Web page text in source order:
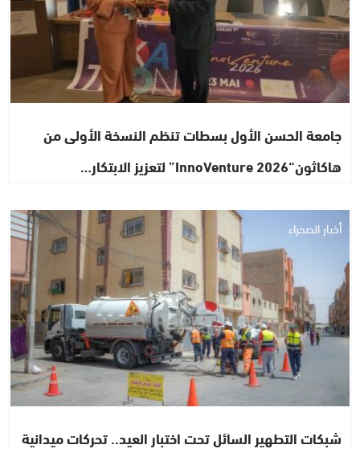
جامعة الحسن الأول بسطات تنظم النسخة الأولى من
هاكاثون“InnoVenture 2026” لتعزيز الابتكار…
أخبار الصحراء
شبكات التطهير السائل تحت اختبار العيد.. تحركات ميدانية